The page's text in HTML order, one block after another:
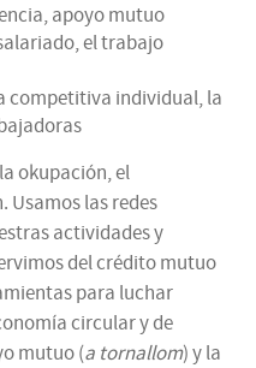
apoyo mutuo
el trabajo
competitiva individual, la
okupación, el
las redes
actividades y
del crédito mutuo
para luchar
circular y de
mutuo (a tornallom) y la